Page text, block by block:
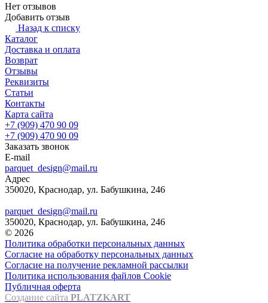
Нет отзывов
Добавить отзыв
Назад к списку
Каталог
Доставка и оплата
Возврат
Отзывы
Реквизиты
Статьи
Контакты
Карта сайта
+7 (909) 470 90 09
+7 (909) 470 90 09
Заказать звонок
E-mail
parquet_design@mail.ru
Адрес
350020, Краснодар, ул. Бабушкина, 246
parquet_design@mail.ru
350020, Краснодар, ул. Бабушкина, 246
© 2026
Политика обработки персональных данных
Согласие на обработку персональных данных
Согласие на получение рекламной рассылки
Политика использования файлов Cookie
Публичная оферта
Создание сайта PLATZKART